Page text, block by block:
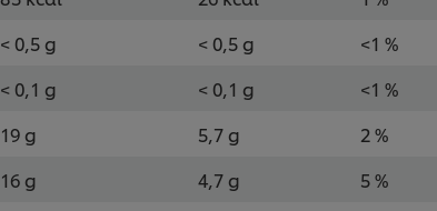
< 0,5 g < 0,5 g
<1 %
< 0,1 g < 0,1 g
<1 %
19 g 5,7 g
2 %
16 g 4,7 g
5 %